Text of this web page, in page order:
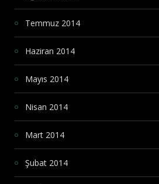
Temmuz 2014
Haziran 2014
Mayıs 2014
Nisan 2014
Mart 2014
Şubat 2014